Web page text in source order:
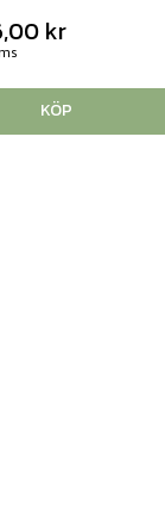
kr
KÖP